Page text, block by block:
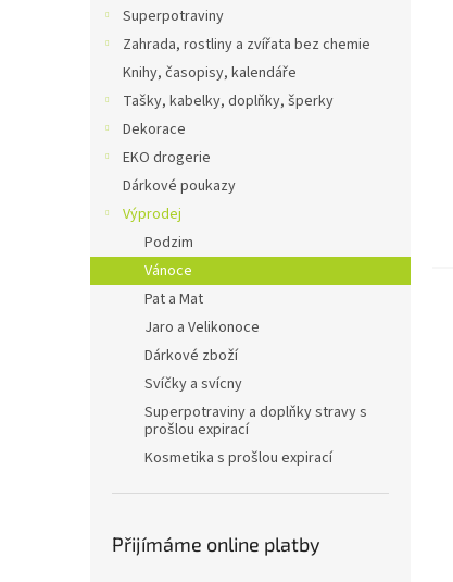
Superpotraviny
Zahrada, rostliny a zvířata bez chemie
Knihy, časopisy, kalendáře
Tašky, kabelky, doplňky, šperky
Dekorace
EKO drogerie
Dárkové poukazy
Výprodej
Podzim
Vánoce
Pat a Mat
Jaro a Velikonoce
Dárkové zboží
Svíčky a svícny
Superpotraviny a doplňky stravy s
prošlou expirací
Kosmetika s prošlou expirací
Přijímáme online platby